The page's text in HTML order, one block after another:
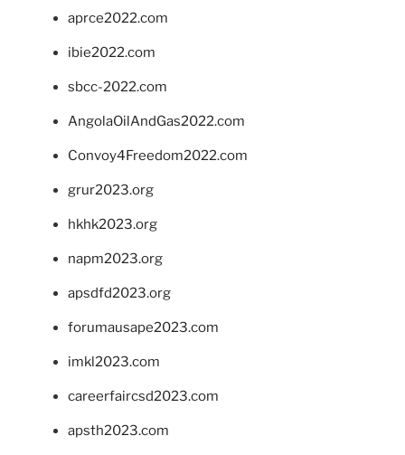
aprce2022.com
ibie2022.com
sbcc-2022.com
AngolaOilAndGas2022.com
Convoy4Freedom2022.com
grur2023.org
hkhk2023.org
napm2023.org
apsdfd2023.org
forumausape2023.com
imkl2023.com
careerfaircsd2023.com
apsth2023.com